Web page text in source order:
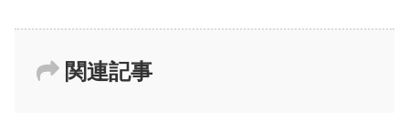
関連記事